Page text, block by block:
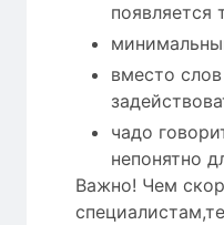
появляется
вместо
чадо
непонятно
Важно! Чем